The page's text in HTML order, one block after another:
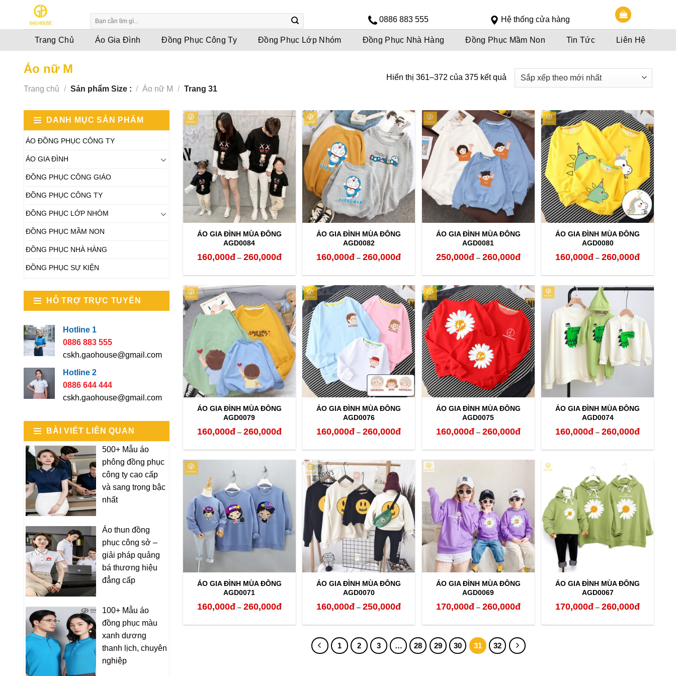
content
0886 883 555 Hệ thống cửa hàng
Trang Chủ Áo Gia Đình Đồng Phục Công Ty Đồng Phục Lớp Nhóm Đồng Phục Nhà Hàng Đồng Phục Mầm Non Tin Tức Liên Hệ
Áo nữ M
Trang chủ / Sản phẩm Size : / Áo nữ M / Trang 31
Hiển thị 361–372 của 375 kết quả
DANH MỤC SẢN PHẨM
ÁO ĐỒNG PHỤC CÔNG TY
ÁO GIA ĐÌNH
ĐỒNG PHỤC CÔNG GIÁO
ĐỒNG PHỤC CÔNG TY
ĐỒNG PHỤC LỚP NHÓM
ĐỒNG PHỤC MẦM NON
ĐỒNG PHỤC NHÀ HÀNG
ĐỒNG PHỤC SỰ KIỆN
HỖ TRỢ TRỰC TUYẾN
Hotline 1
0886 883 555
cskh.gaohouse@gmail.com
Hotline 2
0886 644 444
cskh.gaohouse@gmail.com
BÀI VIẾT LIÊN QUAN
500+ Mẫu áo
phông đồng phục
công ty cao cấp
và sang trọng bậc
nhất
Áo thun đồng
phục công sở –
giải pháp quảng
bá thương hiệu
đẳng cấp
100+ Mẫu áo
đồng phục màu
xanh dương
thanh lịch, chuyên
nghiệp
ÁO GIA ĐÌNH MÙA ĐÔNG
AGD0084
160,000đ – 260,000đKhoảng
từ
160,000đ
đến
260,000đ
ÁO GIA ĐÌNH MÙA ĐÔNG
AGD0082
160,000đ – 260,000đKhoảng
từ
160,000đ
đến
260,000đ
ÁO GIA ĐÌNH MÙA ĐÔNG
AGD0081
250,000đ – 260,000đKhoảng
từ
250,000đ
đến
260,000đ
ÁO GIA ĐÌNH MÙA ĐÔNG
AGD0080
160,000đ – 260,000đKhoảng
từ
đến
260,000đ
ÁO GIA ĐÌNH MÙA ĐÔNG
AGD0079
160,000đ – 260,000đKhoảng
từ
160,000đ
đến
260,000đ
ÁO GIA ĐÌNH MÙA ĐÔNG
AGD0076
160,000đ – 260,000đKhoảng
từ
đến
260,000đ
ÁO GIA ĐÌNH MÙA ĐÔNG
AGD0075
160,000đ – 260,000đKhoảng
từ
đến
260,000đ
ÁO GIA ĐÌNH MÙA ĐÔNG
AGD0074
160,000đ – 260,000đKhoảng
đến
260,000đ
ÁO GIA ĐÌNH MÙA ĐÔNG
AGD0071
160,000đ – 260,000đKhoảng
ÁO GIA ĐÌNH MÙA ĐÔNG
AGD0070
160,000đ – 250,000đKhoảng
từ
160,000đ
ÁO GIA ĐÌNH MÙA ĐÔNG
AGD0069
170,000đ – 260,000đKhoảng
từ
170,000đ
ÁO GIA ĐÌNH MÙA ĐÔNG
AGD0067
170,000đ – 260,000đKhoảng
1 2 3 … 28 29 30 31 32